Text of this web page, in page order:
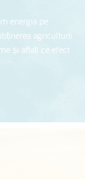
energia pe
agriculturii
și aflați ce efect